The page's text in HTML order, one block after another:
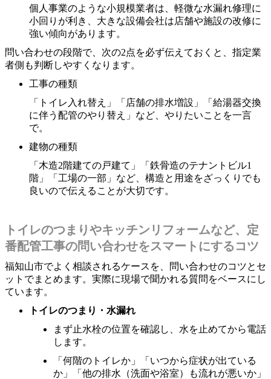
個人事業のような小規模業者は、軽微な水漏れ修理に
小回りが利き、大きな設備会社は店舗や施設の改修に
強い傾向があります。
問い合わせの段階で、次の2点を必ず伝えておくと、指定業
者側も判断しやすくなります。
工事の種類
「トイレ入れ替え」「店舗の排水増設」「給湯器交換
に伴う配管のやり替え」など、やりたいことを一言
で。
建物の種類
「木造2階建ての戸建て」「鉄骨造のテナントビル1
階」「工場の一部」など、構造と用途をざっくりでも
良いので伝えることが大切です。
トイレのつまりやキッチンリフォームなど、定
番配管工事の問い合わせをスマートにするコツ
福知山市でよく相談されるケースを、問い合わせのコツとセ
ットでまとめます。実際に現場で聞かれる質問をベースにし
ています。
トイレのつまり・水漏れ
まず止水栓の位置を確認し、水を止めてから電話
します。
「何階のトイレか」「いつから症状が出ている
か」「他の排水（洗面や浴室）も流れが悪いか」